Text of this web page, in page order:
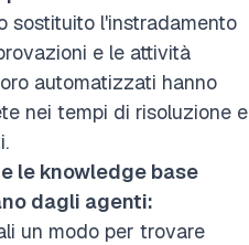
sostituito l'instradamento
e le attività
automatizzati hanno
nei tempi di risoluzione e
le knowledge base
dagli agenti:
un modo per trovare